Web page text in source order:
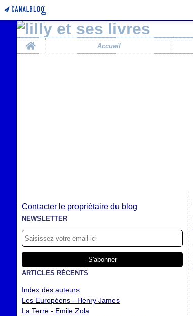
Home
Accueil
Contacter le propriétaire du blog
NEWSLETTER
ARTICLES RÉCENTS
Index des auteurs
Les Européens - Henry James
La Terre - Emile Zola